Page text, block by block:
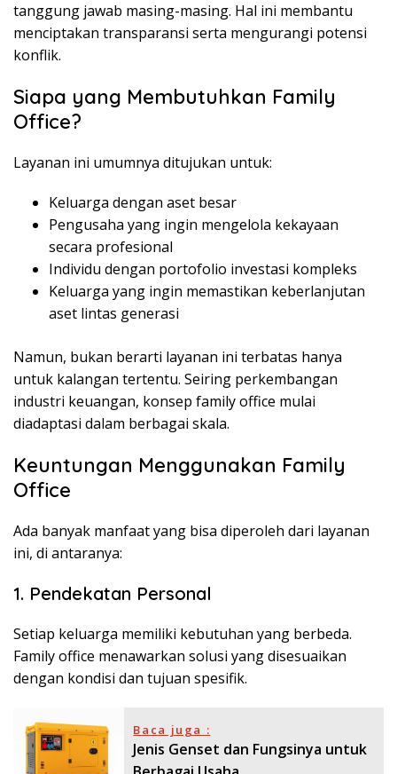
tanggung jawab masing-masing. Hal ini membantu
menciptakan transparansi serta mengurangi potensi
konflik.
Siapa yang Membutuhkan Family
Office?
Layanan ini umumnya ditujukan untuk:
Keluarga dengan aset besar
Pengusaha yang ingin mengelola kekayaan
secara profesional
Individu dengan portofolio investasi kompleks
Keluarga yang ingin memastikan keberlanjutan
aset lintas generasi
Namun, bukan berarti layanan ini terbatas hanya
untuk kalangan tertentu. Seiring perkembangan
industri keuangan, konsep family office mulai
diadaptasi dalam berbagai skala.
Keuntungan Menggunakan Family
Office
Ada banyak manfaat yang bisa diperoleh dari layanan
ini, di antaranya:
1. Pendekatan Personal
Setiap keluarga memiliki kebutuhan yang berbeda.
Family office menawarkan solusi yang disesuaikan
dengan kondisi dan tujuan spesifik.
Baca juga :
Jenis Genset dan Fungsinya untuk